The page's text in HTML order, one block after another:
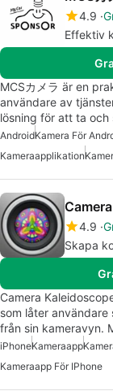
4.9
Effektiv
MCSカメラ är en
användare av
lösning för att ta
AndroidKamera För
Kameraapplikation
4.9
Skapa
Camera
som låter
från sin kameravyn.
iPhoneKameraapp
Kameraapp För IPhone